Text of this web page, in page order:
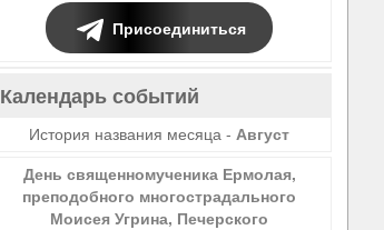
Присоединиться
Календарь событий
История названия месяца -Август
День священномученика Ермолая,
преподобного многострадального
Моисея Угрина, Печерского